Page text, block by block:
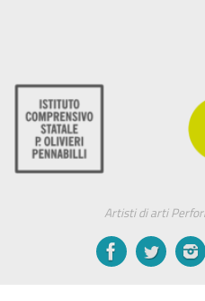
Artisti di arti